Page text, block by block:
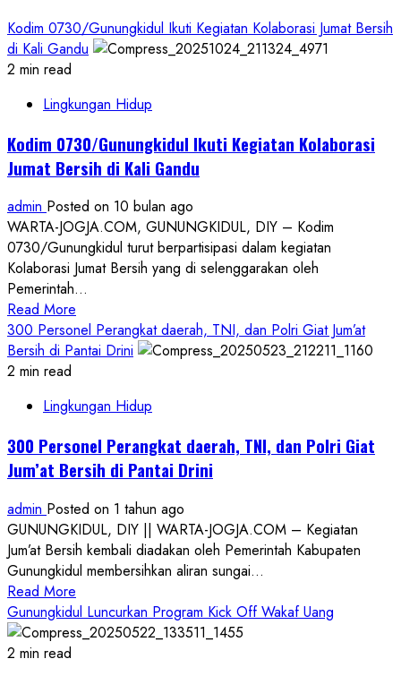
Kodim 0730/Gunungkidul Ikuti Kegiatan Kolaborasi Jumat Bersih
di Kali Gandu
2 min read
Lingkungan Hidup
Kodim 0730/Gunungkidul Ikuti Kegiatan Kolaborasi
Jumat Bersih di Kali Gandu
admin Posted on 10 bulan ago
WARTA-JOGJA.COM, GUNUNGKIDUL, DIY – Kodim
0730/Gunungkidul turut berpartisipasi dalam kegiatan
Kolaborasi Jumat Bersih yang di selenggarakan oleh
Pemerintah...
Read More
more
about
Ikuti
Kolaborasi
Jumat
di
Kali
Gandu
300 Personel Perangkat daerah, TNI, dan Polri Giat Jum’at
Bersih di Pantai Drini
2 min read
Lingkungan Hidup
300 Personel Perangkat daerah, TNI, dan Polri Giat
Jum’at Bersih di Pantai Drini
admin Posted on 1 tahun ago
GUNUNGKIDUL, DIY || WARTA-JOGJA.COM – Kegiatan
Jum’at Bersih kembali diadakan oleh Pemerintah Kabupaten
Gunungkidul membersihkan aliran sungai...
Read More
more
about
Gunungkidul Luncurkan Program Kick Off Wakaf Uang
2 min read